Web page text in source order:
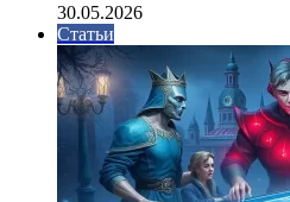
30.05.2026
Статьи